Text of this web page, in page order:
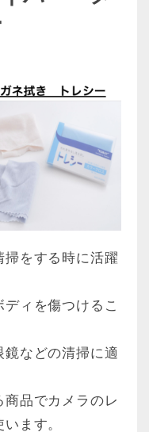
掃をする時に活躍
ィを傷つけるこ
などの清掃に適
商品でカメラのレ
ます。